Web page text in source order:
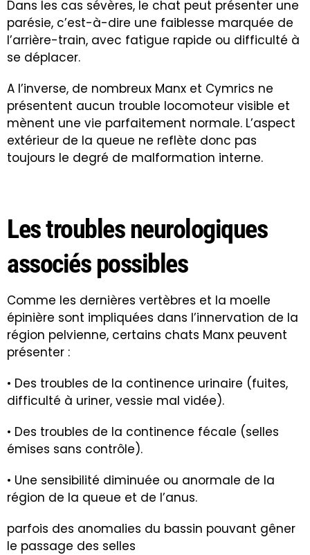
Dans les cas sévères, le chat peut présenter une
parésie, c’est-à-dire une faiblesse marquée de
l’arrière-train, avec fatigue rapide ou difficulté à
se déplacer.
A l’inverse, de nombreux Manx et Cymrics ne
présentent aucun trouble locomoteur visible et
mènent une vie parfaitement normale. L’aspect
extérieur de la queue ne reflète donc pas
toujours le degré de malformation interne.
Les troubles neurologiques
associés possibles
Comme les dernières vertèbres et la moelle
épinière sont impliquées dans l’innervation de la
région pelvienne, certains chats Manx peuvent
présenter :
• Des troubles de la continence urinaire (fuites,
difficulté à uriner, vessie mal vidée).
• Des troubles de la continence fécale (selles
émises sans contrôle).
• Une sensibilité diminuée ou anormale de la
région de la queue et de l’anus.
parfois des anomalies du bassin pouvant gêner
le passage des selles